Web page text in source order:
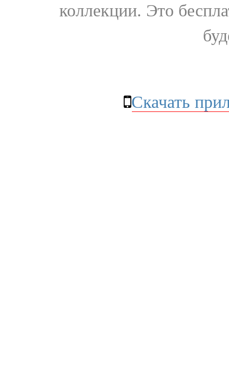
коллекции. Это
Скачать